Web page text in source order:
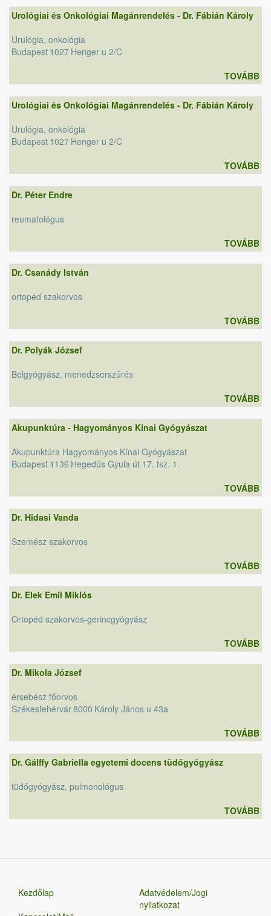
Urológiai és Onkológiai Magánrendelés - Dr. Fábián Károly
Urulógia, onkológia
Budapest 1027 Henger u 2/C
TOVÁBB
Urológiai és Onkológiai Magánrendelés - Dr. Fábián Károly
Urulógia, onkológia
Budapest 1027 Henger u 2/C
TOVÁBB
Dr. Péter Endre
reumatológus
TOVÁBB
Dr. Csanády István
ortopéd szakorvos
TOVÁBB
Dr. Polyák József
Belgyógyász, menedzserszűrés
TOVÁBB
Akupunktúra - Hagyományos Kínai Gyógyászat
Akupunktúra Hagyományos Kínai Gyógyászat
Budapest 1136 Hegedűs Gyula út 17. fsz. 1.
TOVÁBB
Dr. Hidasi Vanda
Szemész szakorvos
TOVÁBB
Dr. Elek Emil Miklós
Ortopéd szakorvos-gerincgyógyász
TOVÁBB
Dr. Mikola József
érsebész főorvos
Székesfehérvár8000 Károly János u 43a
TOVÁBB
Dr. Gálffy Gabriella egyetemi docens tüdőgyógyász
tüdőgyógyász, pulmonológus
TOVÁBB
Kezdőlap
Adatvédelem/Jogi
nyilatkozat